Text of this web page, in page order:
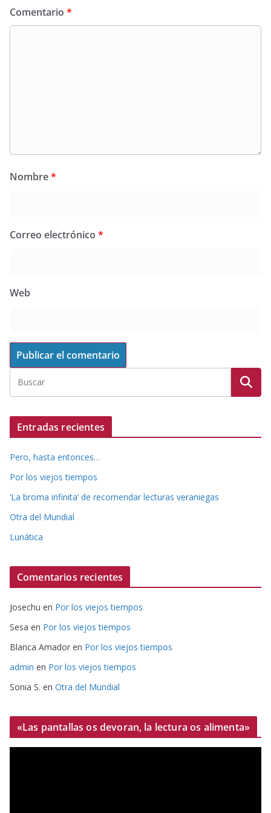
Comentario *
Nombre*
Correo electrónico *
Web
Entradas recientes
Pero, hasta entonces…
Por los viejos tiempos
‘La broma infinita’ de recomendar lecturas veraniegas
Otra del Mundial
Lunática
Comentarios recientes
Josechu en Por los viejos tiempos
Sesa en Por los viejos tiempos
Blanca Amador en Por los viejos tiempos
admin en Por los viejos tiempos
Sonia S. en Otra del Mundial
«Las pantallas os devoran, la lectura os alimenta»